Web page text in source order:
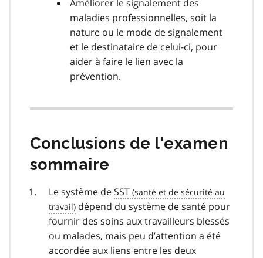
Améliorer le signalement des
maladies professionnelles, soit la
nature ou le mode de signalement
et le destinataire de celui-ci, pour
aider à faire le lien avec la
prévention.
Conclusions de l’examen
sommaire
Le système deSST
dépend du système de santé pour
fournir des soins aux travailleurs blessés
ou malades, mais peu d’attention a été
accordée aux liens entre les deux